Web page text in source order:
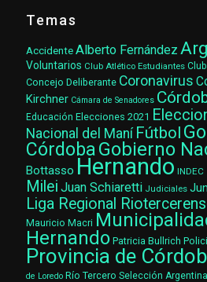
Temas
AccidenteAlberto Fernández
Voluntarios Club Atlético Estudiantes
Concejo Deliberante Coronavirus
Kirchner Cámara de Senadores
Educación Elecciones 2021
Nacional del Maní Fútbol
CórdobaGobierno
Bottasso Hernando INDEC
Milei Juan Schiaretti Judiciales
Liga Regional
Mauricio Macri
Hernando Patricia Bullrich
Provincia de
de Loredo Río Tercero Selección Argentina